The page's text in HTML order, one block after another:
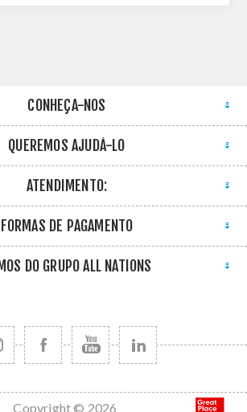
CONHEÇA-NOS
QUEREMOS AJUDÁ-LO
ATENDIMENTO:
FORMAS DE PAGAMENTO
DO GRUPO ALL NATIONS
Copyright © 2026